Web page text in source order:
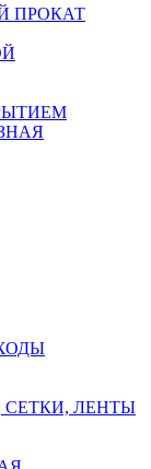
ПРОКАТ
ЛЕНТЫ